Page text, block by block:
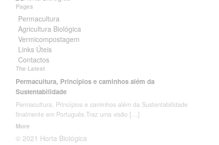
Pages
Permacultura
Agricultura Biológica
Vermicompostagem
Links Úteis
Contactos
The Latest
Permacultura, Princípios e caminhos além da
Sustentabilidade
Permacultura, Princípios e caminhos além da Sustentabilidade
finalmente em Português.Traz uma visão […]
More
© 2021 Horta Biológica